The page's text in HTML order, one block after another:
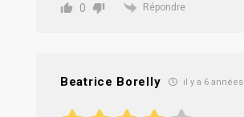
0 Répondre
Beatrice Borelly il y a 6 années